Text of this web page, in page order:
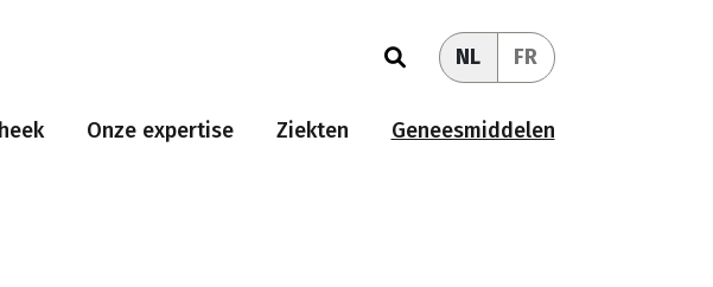
NL FR
Onze expertise Ziekten Geneesmiddelen